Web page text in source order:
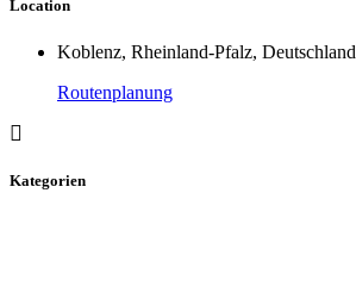
Location
Koblenz, Rheinland-Pfalz, Deutschland
Routenplanung
Kategorien